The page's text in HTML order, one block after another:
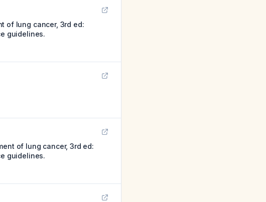
of lung cancer, 3rd ed:
guidelines.
of lung cancer, 3rd ed:
guidelines.